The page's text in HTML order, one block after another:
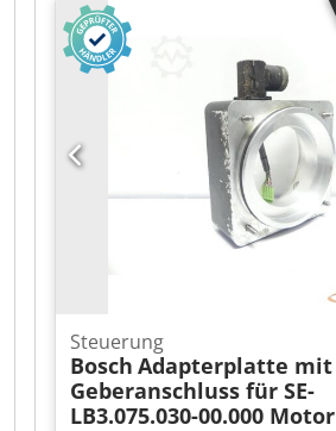
Steuerung
Bosch Adapterplatte mit
Geberanschluss für SE-
LB3.075.030-00.000 Motor